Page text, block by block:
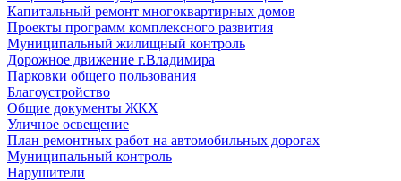
Капитальный ремонт многоквартирных домов
Проекты программ комплексного развития
Муниципальный жилищный контроль
Дорожное движение г.Владимира
Парковки общего пользования
Благоустройство
Общие документы ЖКХ
Уличное освещение
План ремонтных работ на автомобильных дорогах
Муниципальный контроль
Нарушители